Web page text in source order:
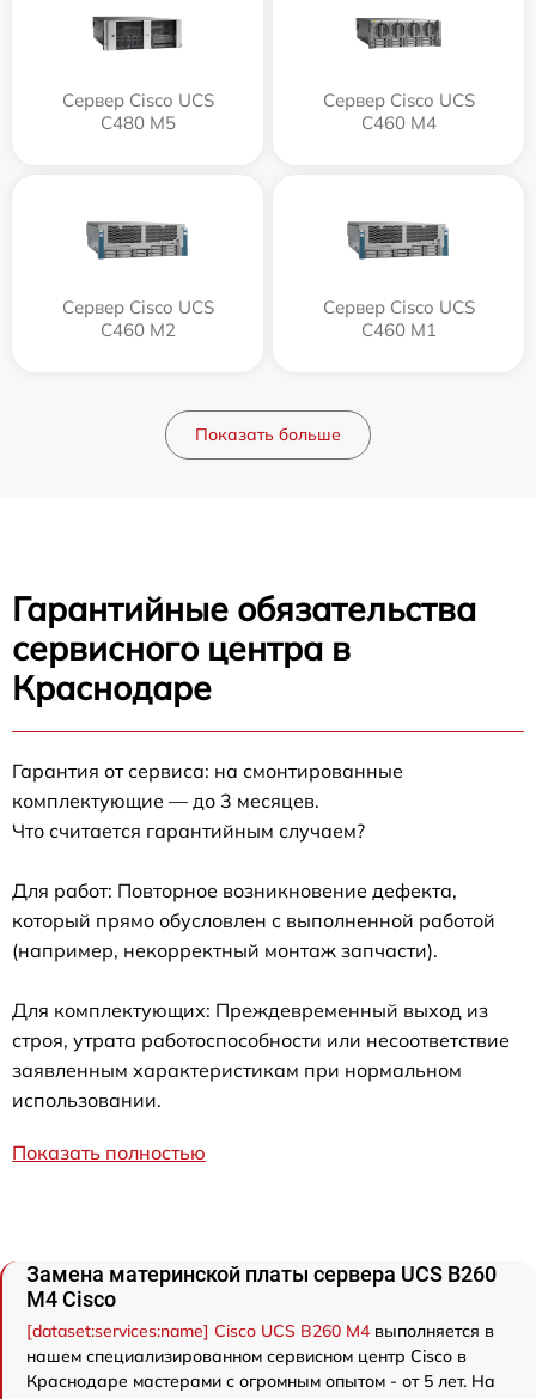
Сервер Cisco UCS
C480 M5
Сервер Cisco UCS
C460 M4
Сервер Cisco UCS
C460 M2
Сервер Cisco UCS
C460 M1
Показать больше
Гарантийные обязательства
сервисного центра в
Краснодаре
Гарантия от сервиса: на смонтированные
комплектующие — до 3 месяцев.
Что считается гарантийным случаем?
Для работ: Повторное возникновение дефекта,
который прямо обусловлен с выполненной работой
(например, некорректный монтаж запчасти).
Для комплектующих: Преждевременный выход из
строя, утрата работоспособности или несоответствие
заявленным характеристикам при нормальном
использовании.
Показать полностью
Замена материнской платы сервера UCS B260
M4 Cisco
[dataset:services:name] Cisco UCS B260 M4 выполняется в
нашем специализированном сервисном центр Cisco в
Краснодаре мастерами с огромным опытом - от 5 лет. На